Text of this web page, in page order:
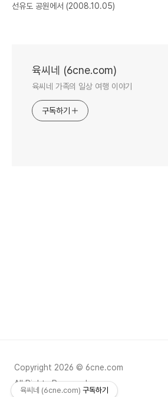
선유도 공원에서 (2008.10.05)
육씨네 (6cne.com)
육씨네 가족의 일상 여행 이야기
구독하기
Copyright 2026 © 6cne.com
All Rights Reserved.
육씨네 (6cne.com) 구독하기